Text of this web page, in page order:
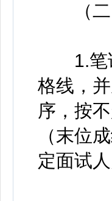
（二
1.笔试
格线，
序，按
（末位
定面试人